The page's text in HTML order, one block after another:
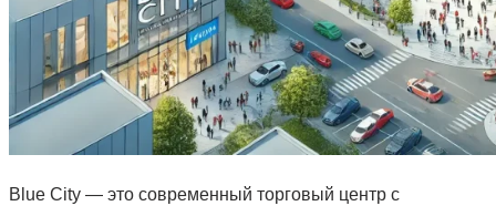
Blue City — это современный торговый центр с